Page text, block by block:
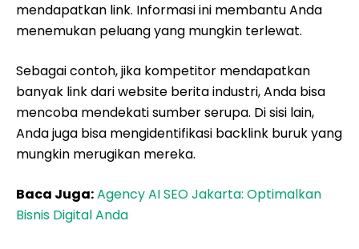
mendapatkan link. Informasi ini membantu Anda
menemukan peluang yang mungkin terlewat.
Sebagai contoh, jika kompetitor mendapatkan
banyak link dari website berita industri, Anda bisa
mencoba mendekati sumber serupa. Di sisi lain,
Anda juga bisa mengidentifikasi backlink buruk yang
mungkin merugikan mereka.
Baca Juga:Agency AI SEO Jakarta: Optimalkan
Bisnis Digital Anda